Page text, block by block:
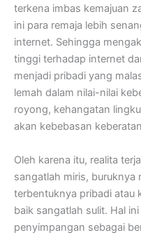
terkena imbas kemajuan
ini para remaja lebih
internet. Sehingga
tinggi terhadap internet
menjadi pribadi yang
lemah dalam nilai-nilai
royong, kehangatan
akan kebebasan
Oleh karena itu, realita
sangatlah miris, buruknya
terbentuknya pribadi atau
baik sangatlah sulit. Hal
penyimpangan sebagai